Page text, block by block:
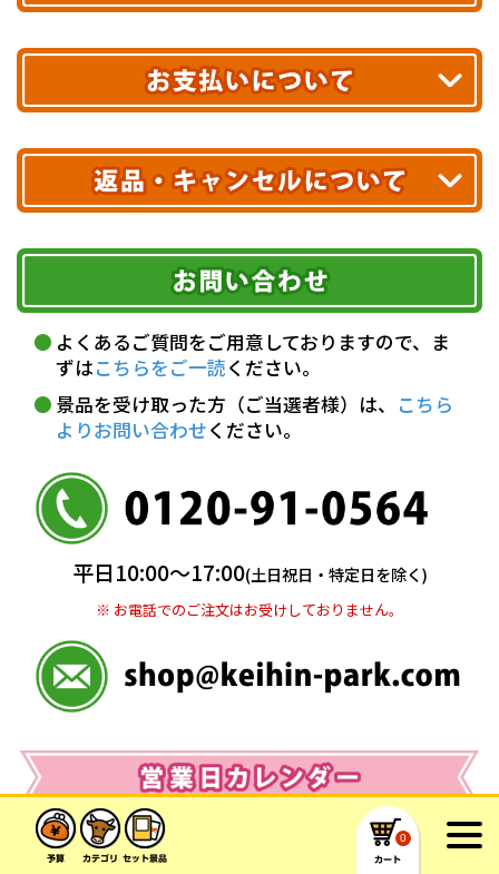
0
あす着エリアが対象です。
エリアやお届け日の確認はこちら▶
※ 配送業者による配送遅延が生じる可能性がございます。
※ 沖縄・離島はお届けできません。
送料無料!
10,000円未満 全国一律1,100円(税込)
配送業者
ヤマト運輸
お届け可能時間帯
午前中 14～16時
16～18時
18～20時
19～21時 指定なし
クレジットカード
代金引換(現金のみ)
5,000円未満…330円(税込)
銀行振込(前払い)
普通 7263489
＜口座名＞ カ）ディースタイル
※ 振込み手数料お客様ご負担。
期限を含むルール（条件）や、お客様にご負担い
ただく費用がございます。
詳しくはこちら▶
よくあるご質問をご用意しておりますので、ま
ずはこちらをご一読ください。
景品を受け取った方（ご当選者様）は、 こちら
よりお問い合わせください。
平日10:00〜17:00(土日祝日・特定日を除く)
※ お電話でのご注文はお受けしておりません。